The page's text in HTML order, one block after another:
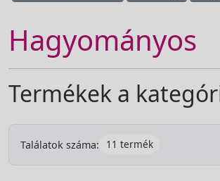
Hagyományos
Termékek a
Találatok száma: 11 termék